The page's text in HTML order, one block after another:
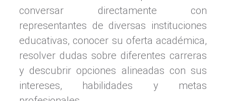
conversar directamente con
representantes de diversas instituciones
educativas, conocer su oferta académica,
resolver dudas sobre diferentes carreras
y descubrir opciones alineadas con sus
intereses, habilidades y metas